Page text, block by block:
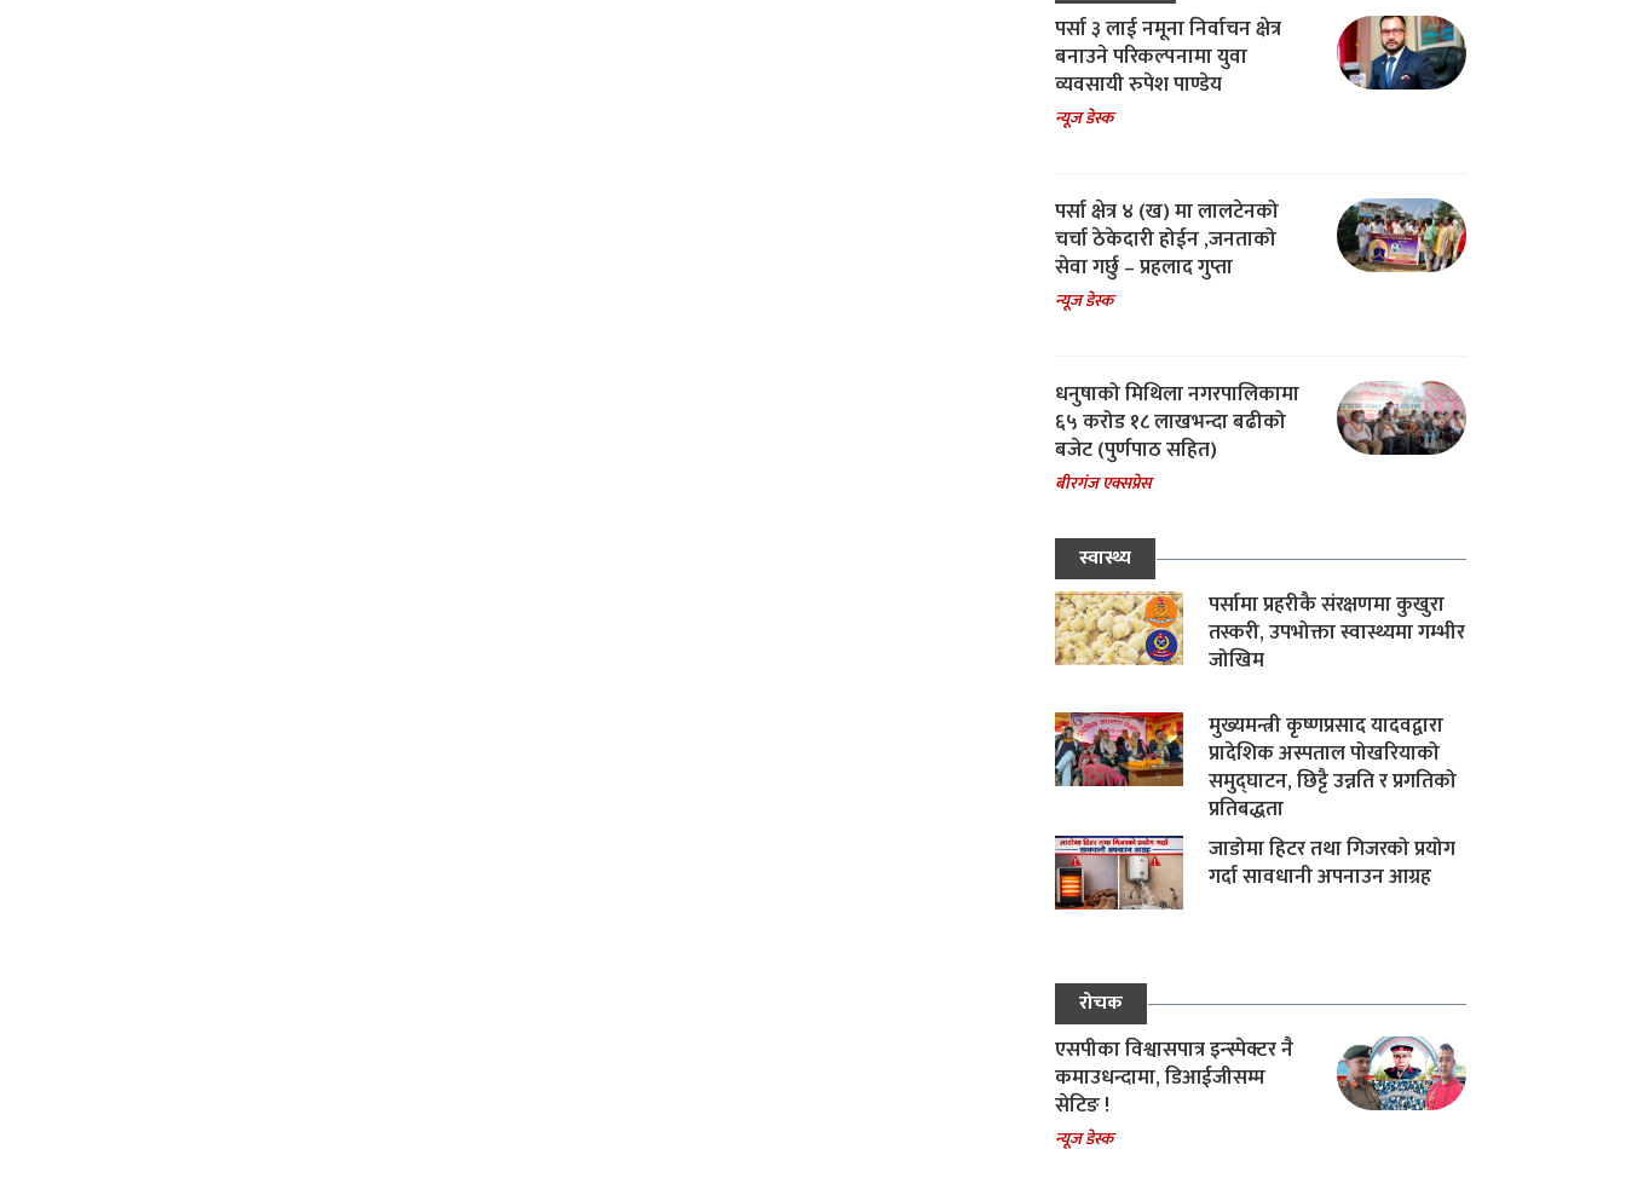
पर्सा ३ लाई नमूना निर्वाचन क्षेत्र
बनाउने परिकल्पनामा युवा
व्यवसायी रुपेश पाण्डेय
न्यूज डेस्क
पर्सा क्षेत्र ४ (ख) मा लालटेनको
चर्चा ठेकेदारी होईन ,जनताको
सेवा गर्छु – प्रहलाद गुप्ता
न्यूज डेस्क
धनुषाको मिथिला नगरपालिकामा
६५ करोड १८ लाखभन्दा बढीको
बजेट (पुर्णपाठ सहित)
बीरगंज एक्सप्रेस
स्वास्थ्य
पर्सामा प्रहरीकै संरक्षणमा कुखुरा
तस्करी, उपभोक्ता स्वास्थ्यमा गम्भीर
जोखिम
मुख्यमन्त्री कृष्णप्रसाद यादवद्वारा
प्रादेशिक अस्पताल पोखरियाको
समुद्घाटन, छिट्टै उन्नति र प्रगतिको
प्रतिबद्धता
जाडोमा हिटर तथा गिजरको प्रयोग
गर्दा सावधानी अपनाउन आग्रह
रोचक
एसपीका विश्वासपात्र इन्स्पेक्टर नै
कमाउधन्दामा, डिआईजीसम्म
सेटिङ !
न्यूज डेस्क